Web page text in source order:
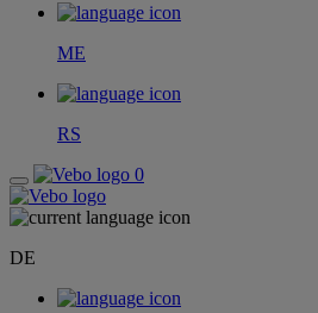
ME
RS
0
DE